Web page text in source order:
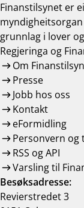
Finanstilsynet er
grunnlag i lover
Regjeringa og
Om
Presse
Jobb hos oss
Kontakt
eFormidling
Personvern
RSS og API
Varsling til
Besøksadresse:
Revierstredet 3